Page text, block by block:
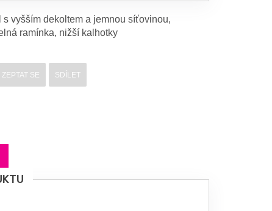
s vyšším dekoltem a jemnou síťovinou,
ramínka, nižší kalhotky
ZEPTAT SE SDÍLET